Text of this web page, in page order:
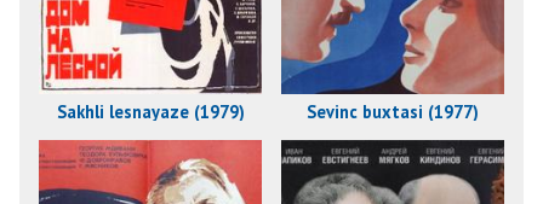
Sakhli lesnayaze (1979) Sevinc buxtasi (1977)